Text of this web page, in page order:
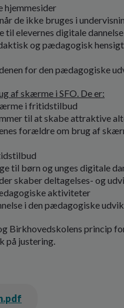
hjemmesider
de ikke bruges i
elevernes digitale dannelse
og pædagogisk
for den pædagogiske
af skærme i SFO. De er:
i fritidstilbud
til at skabe attraktive
forældre om brug af
til børn og unges digitale
skaber deltagelses- og
aktiviteter
i den pædagogiske
Birkhovedskolens princip
på justering.